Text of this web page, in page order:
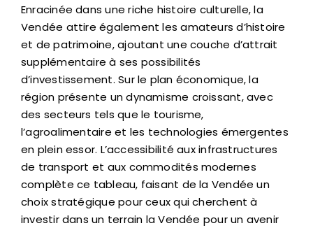
Enracinée dans une riche histoire culturelle, la
Vendée attire également les amateurs d’histoire
et de patrimoine, ajoutant une couche d’attrait
supplémentaire à ses possibilités
d’investissement. Sur le plan économique, la
région présente un dynamisme croissant, avec
des secteurs tels que le tourisme,
l’agroalimentaire et les technologies émergentes
en plein essor. L’accessibilité aux infrastructures
de transport et aux commodités modernes
complète ce tableau, faisant de la Vendée un
choix stratégique pour ceux qui cherchent à
investir dans un terrain la Vendée pour un avenir